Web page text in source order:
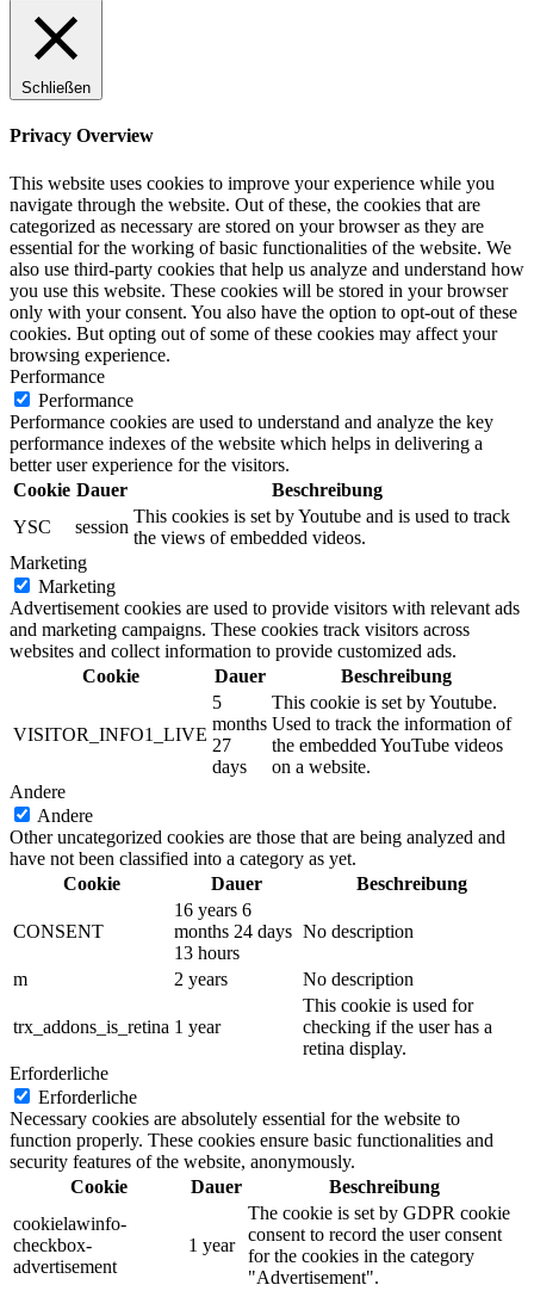
Schließen
Privacy Overview
This website uses cookies to improve your experience while you
navigate through the website. Out of these, the cookies that are
categorized as necessary are stored on your browser as they are
essential for the working of basic functionalities of the website. We
also use third-party cookies that help us analyze and understand how
you use this website. These cookies will be stored in your browser
only with your consent. You also have the option to opt-out of these
cookies. But opting out of some of these cookies may affect your
browsing experience.
Performance
Performance
Performance cookies are used to understand and analyze the key
performance indexes of the website which helps in delivering a
better user experience for the visitors.
Cookie Dauer
Beschreibung
YSC
session
This cookies is set by Youtube and is used to track
the views of embedded videos.
Marketing
Marketing
Advertisement cookies are used to provide visitors with relevant ads
and marketing campaigns. These cookies track visitors across
websites and collect information to provide customized ads.
Cookie
Dauer Beschreibung
VISITOR_INFO1_LIVE
5
months
27
days
This cookie is set by Youtube.
Used to track the information of
the embedded YouTube videos
on a website.
Andere
Andere
Other uncategorized cookies are those that are being analyzed and
have not been classified into a category as yet.
Cookie
Dauer Beschreibung
CONSENT
16 years 6
months 24 days
13 hours
No description
m 2 years No description
trx_addons_is_retina 1 year
This cookie is used for
checking if the user has a
retina display.
Erforderliche
Erforderliche
Necessary cookies are absolutely essential for the website to
function properly. These cookies ensure basic functionalities and
security features of the website, anonymously.
Cookie
Dauer
Beschreibung
cookielawinfo-
checkbox-
advertisement
1 year
The cookie is set by GDPR cookie
consent to record the user consent
for the cookies in the category
"Advertisement".